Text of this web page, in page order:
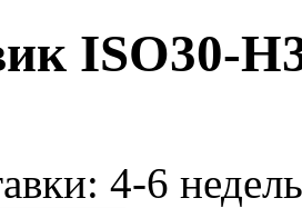
ISO30-
4-6 недель